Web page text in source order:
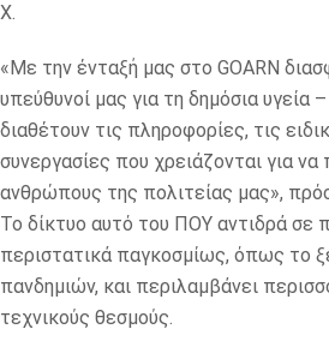
Χ.
«Με την ένταξή μας στο GOARN
υπεύθυνοί μας για τη δημόσια υγεία
διαθέτουν τις πληροφορίες, τις
συνεργασίες που χρειάζονται για
ανθρώπους της πολιτείας μας»,
Το δίκτυο αυτό του ΠΟΥ αντιδρά σε
περιστατικά παγκοσμίως, όπως το
πανδημιών, και περιλαμβάνει
τεχνικούς θεσμούς.